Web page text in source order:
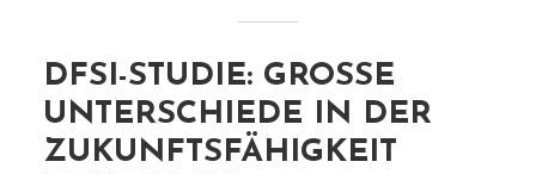
DFSI-STUDIE: GROSSE U
NTERSCHIEDE IN DER Z
UKUNFTSFÄHIGKEIT D